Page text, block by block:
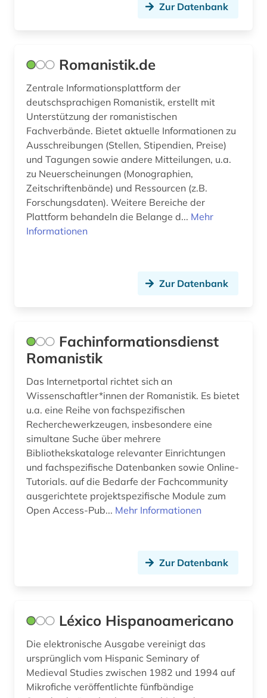
Zur Datenbank
Romanistik.de
Zentrale Informationsplattform der
deutschsprachigen Romanistik, erstellt mit
Unterstützung der romanistischen
Fachverbände. Bietet aktuelle Informationen zu
Ausschreibungen (Stellen, Stipendien, Preise)
und Tagungen sowie andere Mitteilungen, u.a.
zu Neuerscheinungen (Monographien,
Zeitschriftenbände) und Ressourcen (z.B.
Forschungsdaten). Weitere Bereiche der
Plattform behandeln die Belange d... Mehr
Informationen
Zur Datenbank
Fachinformationsdienst
Romanistik
Das Internetportal richtet sich an
Wissenschaftler*innen der Romanistik. Es bietet
u.a. eine Reihe von fachspezifischen
Recherchewerkzeugen, insbesondere eine
simultane Suche über mehrere
Bibliothekskataloge relevanter Einrichtungen
und fachspezifische Datenbanken sowie Online-
Tutorials. auf die Bedarfe der Fachcommunity
ausgerichtete projektspezifische Module zum
Open Access-Pub... Mehr Informationen
Zur Datenbank
Léxico Hispanoamericano
Die elektronische Ausgabe vereinigt das
ursprünglich vom Hispanic Seminary of
Medieval Studies zwischen 1982 und 1994 auf
Mikrofiche veröffentlichte fünfbändige